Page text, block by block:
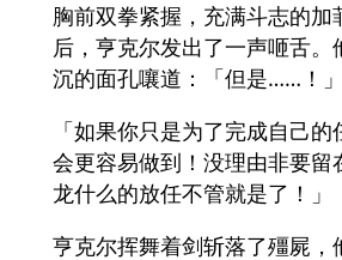
胸前双拳紧握，充满斗志的加
后，亨克尔发出了一声咂舌。
沉的面孔嚷道：「但是……！」
「如果你只是为了完成自己
会更容易做到！没理由非要
龙什么的放任不管就是了！」
亨克尔挥舞着剑斩落了殭屍，